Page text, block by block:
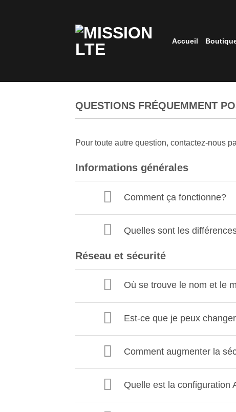
Accueil
QUESTIONS FRÉQUEMMENT
Pour toute autre question, contactez-nous
Informations générales
Comment ça fonctionne?
Quelles sont les
Réseau et sécurité
Où se trouve le nom et le
Est-ce que je peux
Comment augmenter la
Quelle est la configuration